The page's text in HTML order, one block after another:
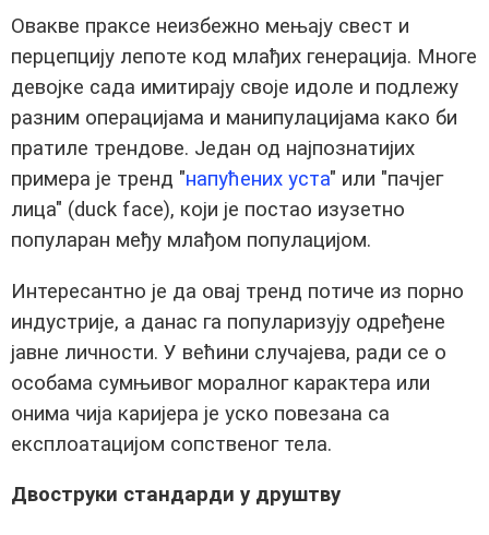
Овакве праксе неизбежно мењају свест и
перцепцију лепоте код млађих генерација. Многе
девојке сада имитирају своје идоле и подлежу
разним операцијама и манипулацијама како би
пратиле трендове. Један од најпознатијих
примера је тренд "напућених уста" или "пачјег
лица" (duck face), који је постао изузетно
популаран међу млађом популацијом.
Интересантно је да овај тренд потиче из порно
индустрије, а данас га популаризују одређене
јавне личности. У већини случајева, ради се о
особама сумњивог моралног карактера или
онима чија каријера је уско повезана са
експлоатацијом сопственог тела.
Двоструки стандарди у друштву